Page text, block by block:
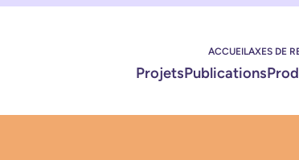
ACCUEILAXES DE
ProjetsPublications